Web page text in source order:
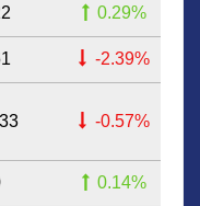
0.29%
-2.39%
-0.57%
0.14%